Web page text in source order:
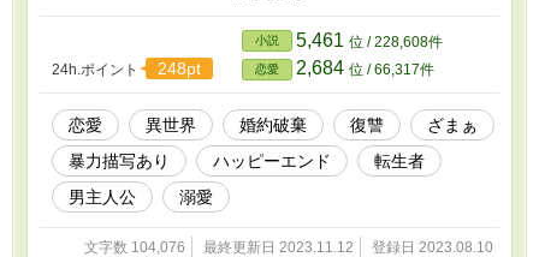
24h.ポイント 248pt
小説 5,461 位 / 228,608件
恋愛 2,684 位 / 66,317件
恋愛 異世界 婚約破棄 復讐
ざまぁ
暴力描写あり
ハッピーエンド
転生者
男主人公
溺愛
文字数 104,076 最終更新日 2023.11.12 登録日 2023.08.10